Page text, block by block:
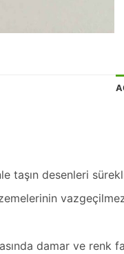
taşın desenleri
damar ve renk